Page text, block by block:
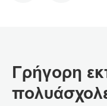
Γρήγορη